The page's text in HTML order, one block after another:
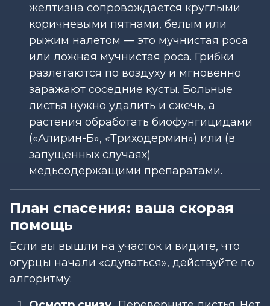
желтизна сопровождается круглыми
коричневыми пятнами, белым или
рыжим налетом — это мучнистая роса
или ложная мучнистая роса. Грибки
разлетаются по воздуху и мгновенно
заражают соседние кусты. Больные
листья нужно удалить и сжечь, а
растения обработать биофунгицидами
(«Алирин-Б», «Триходермин») или (в
запущенных случаях)
медьсодержащими препаратами.
План спасения: ваша скорая
помощь
Если вы вышли на участок и видите, что
огурцы начали «сдуваться», действуйте по
алгоритму: